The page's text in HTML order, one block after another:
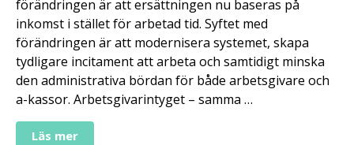
förändringen är att ersättningen nu baseras på
inkomst i stället för arbetad tid. Syftet med
förändringen är att modernisera systemet, skapa
tydligare incitament att arbeta och samtidigt minska
den administrativa bördan för både arbetsgivare och
a-kassor. Arbetsgivarintyget – samma …
Läs mer